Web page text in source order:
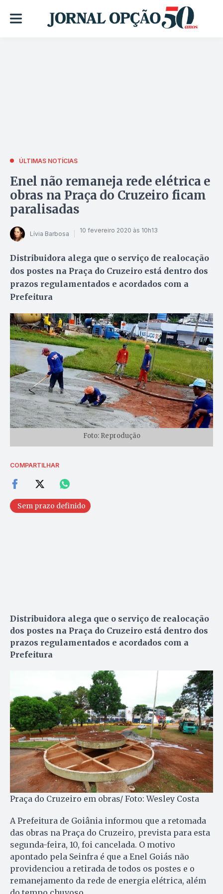
ÚLTIMAS NOTÍCIAS
Enel não remaneja rede elétrica e
obras na Praça do Cruzeiro ficam
paralisadas
Lívia Barbosa 10 fevereiro 2020 às 10h13
Distribuidora alega que o serviço de realocação
dos postes na Praça do Cruzeiro está dentro dos
prazos regulamentados e acordados com a
Prefeitura
Foto: Reprodução
COMPARTILHAR
Sem prazo definido
Distribuidora alega que o serviço de realocação
dos postes na Praça do Cruzeiro está dentro dos
prazos regulamentados e acordados com a
Prefeitura
Praça do Cruzeiro em obras/ Foto: Wesley Costa
A Prefeitura de Goiânia informou que a retomada
das obras na Praça do Cruzeiro, prevista para esta
segunda-feira, 10, foi cancelada. O motivo
apontado pela Seinfra é que a Enel Goiás não
providenciou a retirada de todos os postes e o
remanejamento da rede de energia elétrica, além